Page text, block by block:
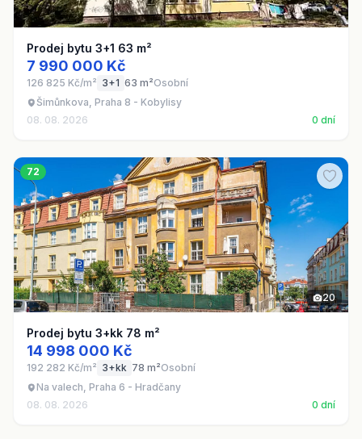
Prodej bytu 3+1 63 m²
7 990 000 Kč
126 825 Kč/m² 3+1 63 m²Osobní
Šimůnkova, Praha 8 - Kobylisy
08. 08. 2026
0 dní
72
20
Prodej bytu 3+kk 78 m²
14 998 000 Kč
192 282 Kč/m² 3+kk 78 m²Osobní
Na valech, Praha 6 - Hradčany
08. 08. 2026
0 dní